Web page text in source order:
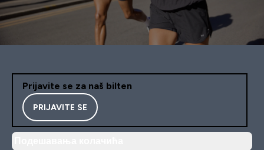
Prijavite se za naš bilten
PRIJAVITE SE